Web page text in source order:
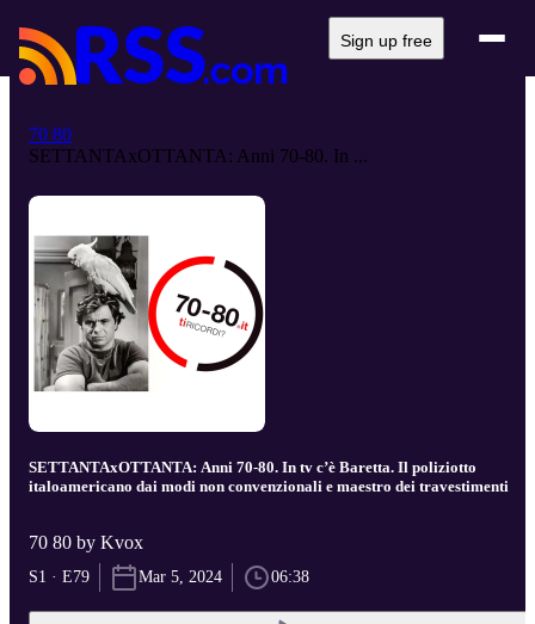
Sign up free
70 80
SETTANTAxOTTANTA: Anni 70-80. In ...
SETTANTAxOTTANTA: Anni 70-80. In tv c’è Baretta. Il poliziotto
italoamericano dai modi non convenzionali e maestro dei travestimenti
70 80 by Kvox
S1 · E79 Mar 5, 2024 06:38